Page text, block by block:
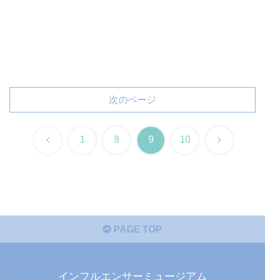
次のページ
前 1 8 9 10 次
PAGE TOP
インフルエンサーミュージアム